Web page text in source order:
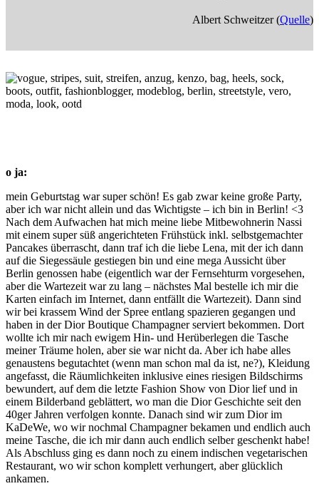
Albert Schweitzer (Quelle)
o ja:
mein Geburtstag war super schön! Es gab zwar keine große Party,
aber ich war nicht allein und das Wichtigste – ich bin in Berlin! <3
Nach dem Aufwachen hat mich meine liebe Mitbewohnerin Nassi
mit einem super süß angerichteten Frühstück inkl. selbstgemachter
Pancakes überrascht, dann traf ich die liebe Lena, mit der ich dann
auf die Siegessäule gestiegen bin und eine mega Aussicht über
Berlin genossen habe (eigentlich war der Fernsehturm vorgesehen,
aber die Wartezeit war zu lang – nächstes Mal bestelle ich mir die
Karten einfach im Internet, dann entfällt die Wartezeit). Dann sind
wir bei krassem Wind der Spree entlang spazieren gegangen und
haben in der Dior Boutique Champagner serviert bekommen. Dort
wollte ich mir nach ewigem Hin- und Herüberlegen die Tasche
meiner Träume holen, aber sie war nicht da. Aber ich habe alles
genaustens begutachtet (wenn man schon mal da ist, ne?), Kleidung
angefasst, die Räumlichkeiten inklusive eines riesigen Bildschirms
bewundert, auf dem die letzte Fashion Show von Dior lief und in
einem Bilderband geblättert, wo man die Dior Geschichte seit den
40ger Jahren verfolgen konnte. Danach sind wir zum Dior im
KaDeWe, wo wir nochmal Champagner bekamen und endlich auch
meine Tasche, die ich mir dann auch endlich selber geschenkt habe!
Als Abschluss ging es dann noch zu einem indischen vegetarischen
Restaurant, wo wir schon komplett verhungert, aber glücklich
ankamen.